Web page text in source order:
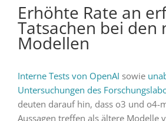
Erhöhte Rate an
Tatsachen bei den
Modellen
Interne Tests von OpenAI sowie
Untersuchungen des
deuten darauf hin, dass o3 und o4-
Aussagen treffen als ältere Modelle